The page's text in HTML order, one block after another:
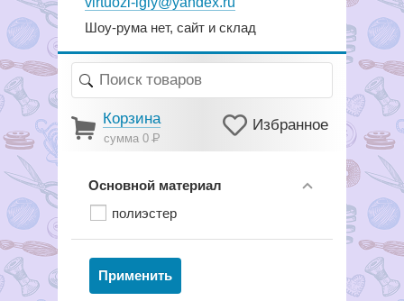
Шоу-рума нет, сайт и склад
Корзина
сумма 0Р
Избранное
Основной материал
полиэстер